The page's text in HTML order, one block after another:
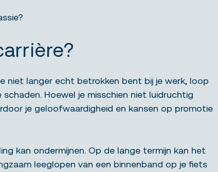
niet langer echt betrokken bent bij je werk, loop
Hoewel je misschien niet luidruchtig
je geloofwaardigheid en kansen op promotie
kan ondermijnen. Op de lange termijn kan het
leeglopen van een binnenband op je fiets